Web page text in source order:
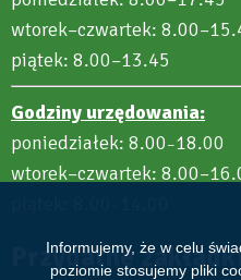
Informujemy, że w celu
poziomie stosujemy pliki
wtorek–czwartek:
piątek: 8.00–13.45
Godziny urzędowania:
poniedziałek: 8.00–18.00
wtorek–czwartek:
Przydatne